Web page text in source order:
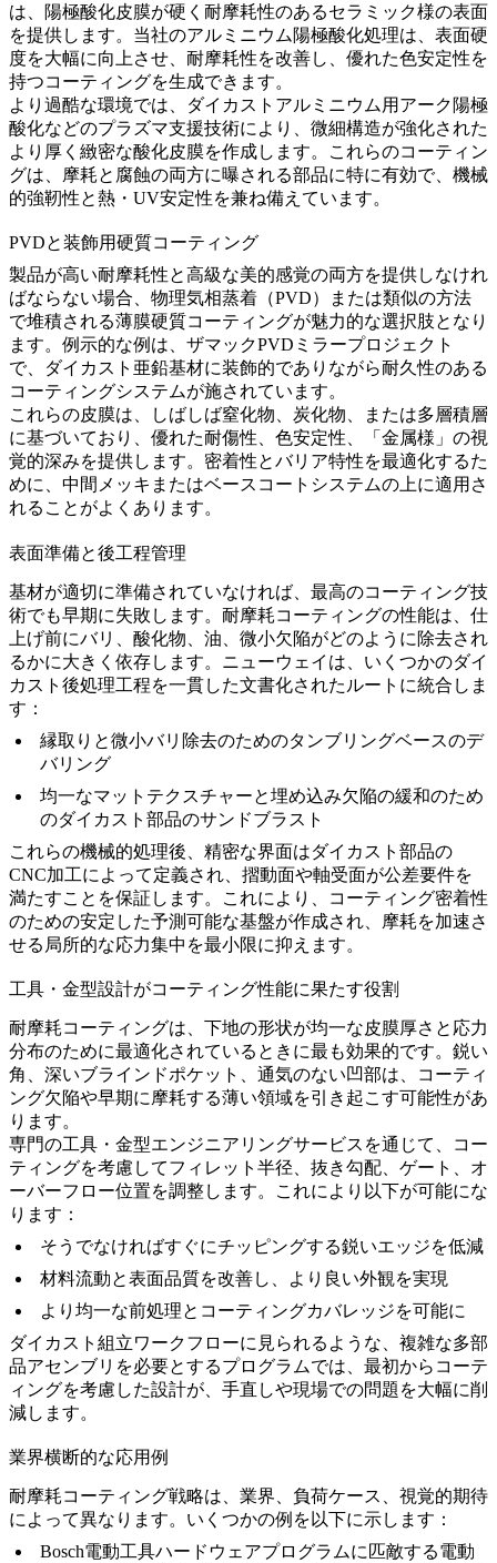
は、陽極酸化皮膜が硬く耐摩耗性のあるセラミック様の表面
を提供します。当社のアルミニウム陽極酸化処理は、表面硬
度を大幅に向上させ、耐摩耗性を改善し、優れた色安定性を
持つコーティングを生成できます。
より過酷な環境では、
ダイカストアルミニウム用アーク陽極
酸化などのプラズマ支援技術により、微細構造が強化された
より厚く緻密な酸化皮膜を作成します。これらのコーティン
グは、摩耗と腐蝕の両方に曝される部品に特に有効で、機械
的強靭性と熱・UV安定性を兼ね備えています。
PVDと装飾用硬質コーティング
製品が高い耐摩耗性と高級な美的感覚の両方を提供しなけれ
ばならない場合、物理気相蒸着（PVD）または類似の方法
で堆積される薄膜硬質コーティングが魅力的な選択肢となり
ます。例示的な例は、 ザマックPVDミラープロジェクト
で、ダイカスト亜鉛基材に装飾的でありながら耐久性のある
コーティングシステムが施されています。
これらの皮膜は、しばしば窒化物、炭化物、または多層積層
に基づいており、優れた耐傷性、色安定性、「金属様」の視
覚的深みを提供します。密着性とバリア特性を最適化するた
めに、中間メッキまたはベースコートシステムの上に適用さ
れることがよくあります。
表面準備と後工程管理
基材が適切に準備されていなければ、最高のコーティング技
術でも早期に失敗します。耐摩耗コーティングの性能は、仕
上げ前にバリ、酸化物、油、微小欠陥がどのように除去され
るかに大きく依存します。ニューウェイは、いくつかのダイ
カスト後処理工程を一貫した文書化されたルートに統合しま
す：
縁取りと微小バリ除去のためのタンブリングベースのデ
バリング
均一なマットテクスチャーと埋め込み欠陥の緩和のため
のダイカスト部品のサンドブラスト
これらの機械的処理後、精密な界面はダイカスト部品の
CNC加工によって定義され、摺動面や軸受面が公差要件を
満たすことを保証します。これにより、コーティング密着性
のための安定した予測可能な基盤が作成され、摩耗を加速さ
せる局所的な応力集中を最小限に抑えます。
工具・金型設計がコーティング性能に果たす役割
耐摩耗コーティングは、下地の形状が均一な皮膜厚さと応力
分布のために最適化されているときに最も効果的です。鋭い
角、深いブラインドポケット、通気のない凹部は、コーティ
ング欠陥や早期に摩耗する薄い領域を引き起こす可能性があ
ります。
専門の工具・金型エンジニアリングサービス を通じて、コー
ティングを考慮してフィレット半径、抜き勾配、ゲート、オ
ーバーフロー位置を調整します。これにより以下が可能にな
ります：
そうでなければすぐにチッピングする鋭いエッジを低減
材料流動と表面品質を改善し、より良い外観を実現
より均一な前処理とコーティングカバレッジを可能に
ダイカスト組立ワークフローに見られるような、複雑な多部
品アセンブリを必要とするプログラムでは、最初からコーテ
ィングを考慮した設計が、手直しや現場での問題を大幅に削
減します。
業界横断的な応用例
耐摩耗コーティング戦略は、業界、負荷ケース、視覚的期待
によって異なります。いくつかの例を以下に示します：
Bosch電動工具ハードウェアプログラムに匹敵する電動